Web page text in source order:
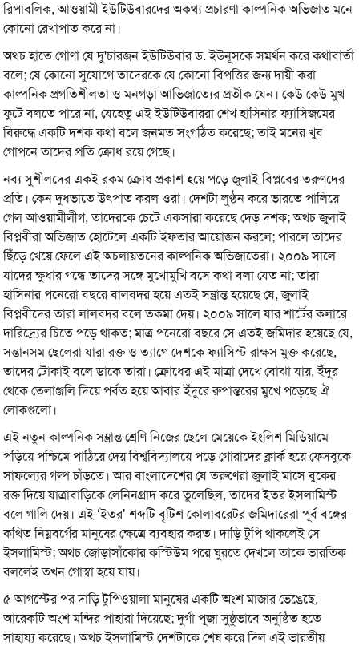
রিপাবলিক, আওয়ামী ইউটিউবারদের অকথ্য প্রচারণা কাল্পনিক অভিজাত মনে
কোনো রেখাপাত করে না।
অথচ হাতে গোণা যে দু'চারজন ইউটিউবার ড. ইউনূসকে সমর্থন করে কথাবার্তা
বলে; যে কোনো সুযোগে তাদেরকে যে কোনো বিপত্তির জন্য দায়ী করা
কাল্পনিক প্রগতিশীলতা ও মনগড়া আভিজাত্যের প্রতীক যেন। কেউ কেউ মুখ
ফুটে বলতে পারে না, যেহেতু এই ইউটিউবাররা শেখ হাসিনার ফ্যাসিজমের
বিরুদ্ধে একটি দশক কথা বলে জনমত সংগঠিত করেছে; তাই মনের খুব
গোপনে তাদের প্রতি ক্রোধ রয়ে গেছে।
নব্য সুশীলদের একই রকম ক্রোধ প্রকাশ হয়ে পড়ে জুলাই বিপ্লবের তরুণদের
প্রতি। কেন দুধভাতে উৎপাত করল ওরা। দেশটা লুণ্ঠন করে ভারতে পালিয়ে
গেল আওয়ামীলীগ, তাদেরকে চেটে একসারা করেছে দেড় দশক; অথচ জুলাই
বিপ্লবীরা অভিজাত হোটেলে একটি ইফতার আয়োজন করলে; পারলে তাদের
ছিঁড়ে খেয়ে ফেলে এই অচলায়তনের কাল্পনিক অভিজাতেরা। ২০০৯ সালে
যাদের ক্ষুধার গন্ধে তাদের সঙ্গে মুখোমুখি বসে কথা বলা যেত না; তারা
হাসিনার পনেরো বছরে বালবদর হয়ে এতই সম্ভ্রান্ত হয়েছে যে, জুলাই
বিপ্লবীদের তারা লালবদর বলে তকমা দেয়। ২০০৯ সালে যার শার্টের কলারে
দারিদ্র্যের চিতে পড়ে থাকত; মাত্র পনেরো বছরে সে এতই জমিদার হয়েছে যে,
সন্তানসম ছেলেরা যারা রক্ত ও ত্যাগে দেশকে ফ্যাসিস্ট রাক্ষস মুক্ত করেছে,
তাদের টোকাই বলে ডাকে তারা। ক্রোধের এই মাত্রা দেখে বোঝা যায়, ইঁদুর
থেকে তেলাঞ্জলি দিয়ে পর্বত হয়ে আবার ইঁদুরে রুপান্তরের মুখে পড়েছে ঐ
লোকগুলো।
এই নতুন কাল্পনিক সম্ভ্রান্ত শ্রেণি নিজের ছেলে-মেয়েকে ইংলিশ মিডিয়ামে
পড়িয়ে পশ্চিমে পাঠিয়ে দেয় বিশ্ববিদ্যালয়ে পড়ে গোরাদের ক্লার্ক হয়ে ফেসবুকে
সাফল্যের গল্প চাঁড়তে। আর বাংলাদেশের যে তরুণেরা জুলাই মাসে বুকের
রক্ত দিয়ে যাত্রাবাড়িকে লেনিনগ্রাদ করে তুলেছিল, তাদের ইতর ইসলামিস্ট
বলে গালি দেয়। এই ‘ইতর’ শব্দটি বৃটিশ কোলাবরেটর জমিদারেরা পূর্ব বঙ্গের
কথিত নিম্নবর্গের মানুষের ক্ষেত্রে ব্যবহার করত। দাড়ি টুপি থাকলেই সে
ইসলামিস্ট; অথচ জোড়াসাঁকোর কস্টিউম পরে ঘুরতে দেখলে তাকে ভারতিক
বললেই তখন গোস্বা হয়ে যায়।
৫ আগস্টের পর দাড়ি টুপিওয়ালা মানুষের একটি অংশ মাজার ভেঙেছে,
আরেকটি অংশ মন্দির পাহারা দিয়েছে; দুর্গা পূজা সুষ্ঠুভাবে অনুষ্ঠিত হতে
সাহায্য করেছে। অথচ ইসলামিস্ট দেশটাকে শেষ করে দিল এই ভারতীয়